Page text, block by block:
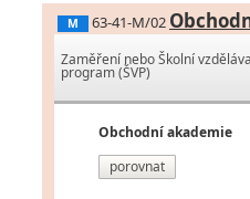
M 63-41-M/02
Zaměření nebo Školní
program (ŠVP)
Obchodní akademie
porovnat